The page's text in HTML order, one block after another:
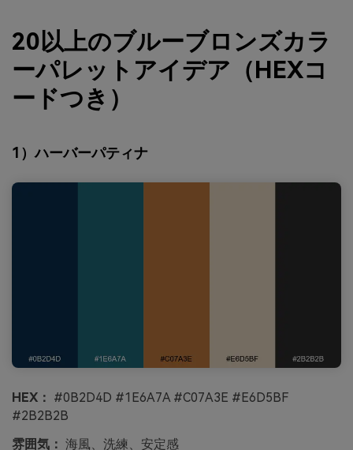
20以上のブルーブロンズカラ
ーパレットアイデア（HEXコ
ードつき）
1）ハーバーパティナ
HEX： #0B2D4D #1E6A7A #C07A3E #E6D5BF
#2B2B2B
雰囲気： 海風、洗練、安定感